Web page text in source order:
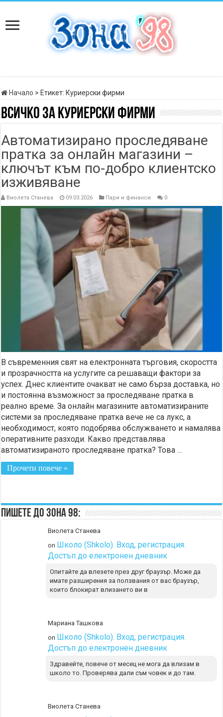
Начало > Етикет: Куриерски фирми
Всичко заКуриерски фирми
Автоматизирано проследяване
пратка за онлайн магазини –
ключът към по-добро клиентско
изживяване
Виолета Станева 09.03.2026 Пари и финанси 0
В съвременния свят на електронната търговия, скоростта
и прозрачността на услугите са решаващи фактори за
успех. Днес клиентите очакват не само бърза доставка, но
и постоянна възможност за проследяване пратка в
реално време. За онлайн магазините автоматизираните
системи за проследяване пратка вече не са лукс, а
необходимост, която подобрява обслужването и намалява
оперативните разходи. Какво представлява
автоматизираното проследяване пратка? Това …
Прочети повече »
Пишете до Зона 98:
Виолета Станева
on Школо (Shkolo). Вход, регистрация.
Достъп до електронен дневник
Опитайте да влезете през друг браузър. Може да
имате разширения за ползвания от вас браузър,
които блокират влизането ви в
Мариана Ташкова
on Школо (Shkolo). Вход, регистрация.
Достъп до електронен дневник
Здравейте, повече от месец не мога да влизам в
школо то. Проверява дали съм човек и до там.
Виолета Станева